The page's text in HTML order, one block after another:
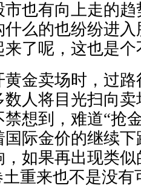
也有向上走的
么的也纷纷进
了呢，这也是个
卖场时，过路
数人将目光扫向
想到，难道“抢
际金价的继续
，如果再出现类
土重来也不是没